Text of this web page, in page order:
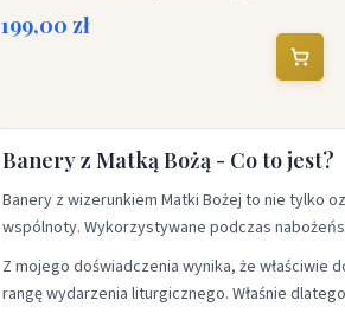
199,00 zł
Banery z Matką Bożą - Co to jest?
Banery z wizerunkiem Matki Bożej to nie tylko
wspólnoty. Wykorzystywane podczas
Z mojego doświadczenia wynika, że
rangę wydarzenia liturgicznego. Właśnie